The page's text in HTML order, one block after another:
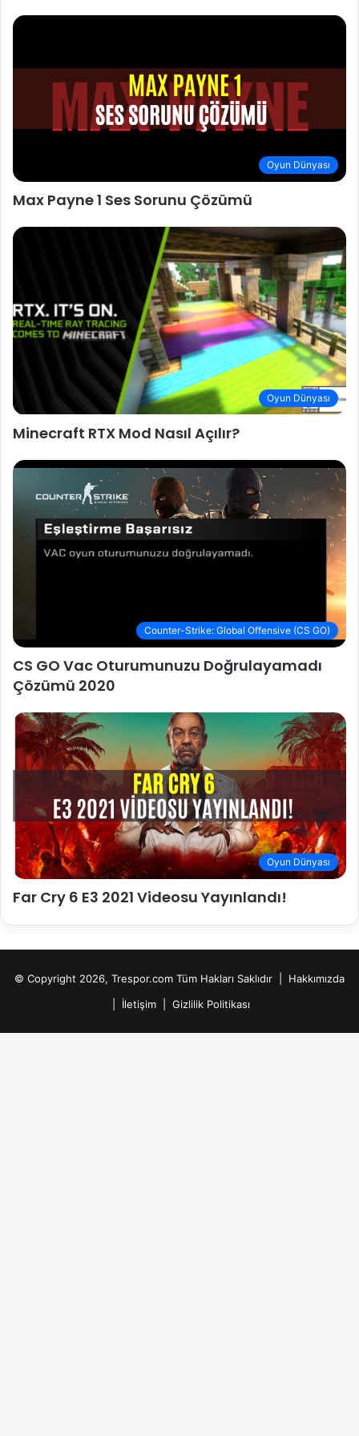
Oyun Dünyası
Max Payne 1 Ses Sorunu Çözümü
Oyun Dünyası
Minecraft RTX Mod Nasıl Açılır?
Counter-Strike: Global Offensive (CS GO)
CS GO Vac Oturumunuzu Doğrulayamadı
Çözümü 2020
Oyun Dünyası
Far Cry 6 E3 2021 Videosu Yayınlandı!
© Copyright 2026, Trespor.com Tüm Hakları Saklıdır | Hakkımızda
İletişim Gizlilik Politikası